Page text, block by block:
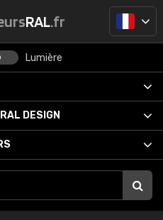
RAL.fr
Lumière
RAL DESIGN